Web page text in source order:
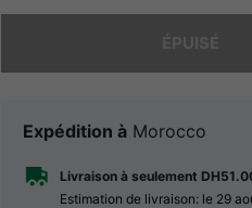
Désolés, ce produit est épuisé.
Expédition à Morocco
Livraison à seulement
Estimation de livraison: le 29